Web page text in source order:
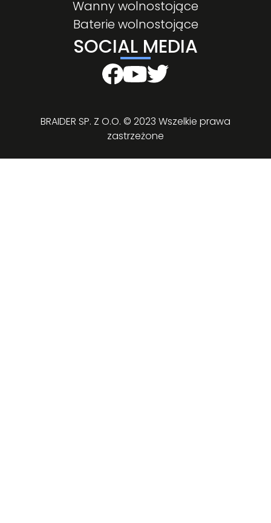
Wanny wolnostojące
Baterie wolnostojące
SOCIAL MEDIA
BRAIDER SP. Z O.O. © 2023 Wszelkie prawa
zastrzeżone